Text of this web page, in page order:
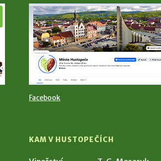
Facebook
KAM V HUSTOPEČÍCH